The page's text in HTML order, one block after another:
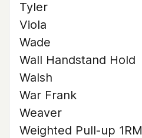
Tyler
Viola
Wade
Wall Handstand Hold
Walsh
War Frank
Weaver
Weighted Pull-up 1RM